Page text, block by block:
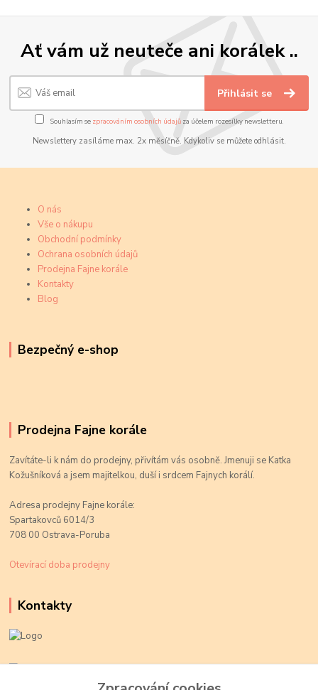
Ať vám už neuteče ani korálek ..
Přihlásit se
Souhlasím se zpracováním osobních údajůza účelem rozesílky newsletteru.
Newslettery zasíláme max. 2x měsíčně. Kdykoliv se můžete odhlásit.
O nás
Vše o nákupu
Obchodní podmínky
Ochrana osobních údajů
Prodejna Fajne korále
Kontakty
Blog
Bezpečný e-shop
Prodejna Fajne korále
Zavítáte-li k nám do prodejny, přivítám vás osobně. Jmenuji se Katka
Kožušníková a jsem majitelkou, duší i srdcem Fajnych korálí.
Adresa prodejny Fajne korále:
Spartakovců 6014/3
708 00 Ostrava-Poruba
Otevírací doba prodejny
Kontakty
+420 774 719 784